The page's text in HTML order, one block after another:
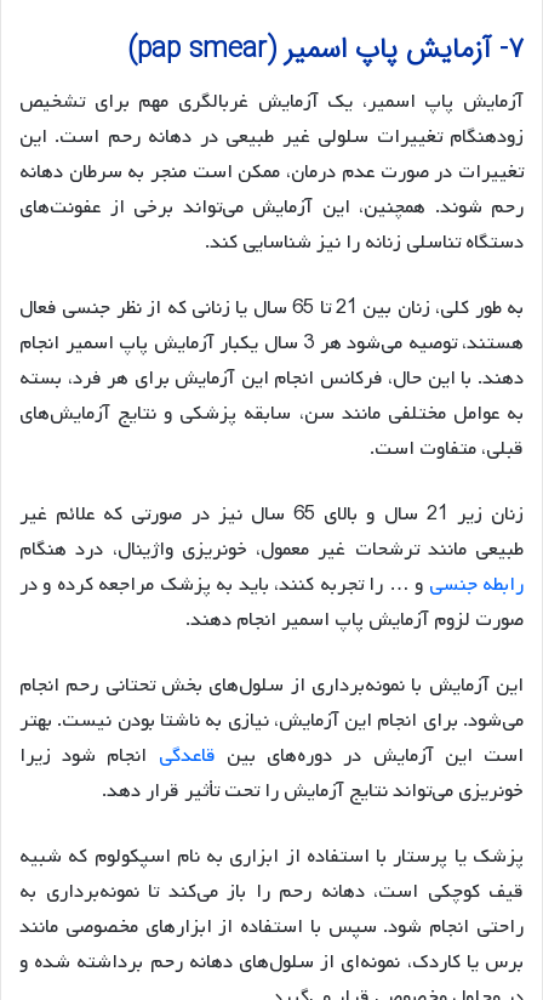
۷- آزمایش پاپ اسمیر (pap smear)
آزمایش پاپ اسمیر، یک آزمایش غربالگری مهم برای تشخیص
زودهنگام تغییرات سلولی غیر طبیعی در دهانه رحم است. این
تغییرات در صورت عدم درمان، ممکن است منجر به سرطان دهانه
رحم شوند. همچنین، این آزمایش می‌تواند برخی از عفونت‌های
دستگاه تناسلی زنانه را نیز شناسایی کند.
به طور کلی، زنان بین 21 تا 65 سال یا زنانی که از نظر جنسی فعال
هستند، توصیه می‌شود هر 3 سال یکبار آزمایش پاپ اسمیر انجام
دهند. با این حال، فرکانس انجام این آزمایش برای هر فرد، بسته
به عوامل مختلفی مانند سن، سابقه پزشکی و نتایج آزمایش‌های
قبلی، متفاوت است.
زنان زیر 21 سال و بالای 65 سال نیز در صورتی که علائم غیر
طبیعی مانند ترشحات غیر معمول، خونریزی واژینال، درد هنگام
رابطه جنسی و … را تجربه کنند، باید به پزشک مراجعه کرده و در
صورت لزوم آزمایش پاپ اسمیر انجام دهند.
این آزمایش با نمونه‌برداری از سلول‌های بخش تحتانی رحم انجام
می‌شود. برای انجام این آزمایش، نیازی به ناشتا بودن نیست. بهتر
است این آزمایش در دوره‌های بین قاعدگی انجام شود زیرا
خونریزی می‌تواند نتایج آزمایش را تحت تأثیر قرار دهد.
پزشک یا پرستار با استفاده از ابزاری به نام اسپکولوم که شبیه
قیف کوچکی است، دهانه رحم را باز می‌کند تا نمونه‌برداری به
راحتی انجام شود. سپس با استفاده از ابزارهای مخصوصی مانند
برس یا کاردک، نمونه‌ای از سلول‌های دهانه رحم برداشته شده و